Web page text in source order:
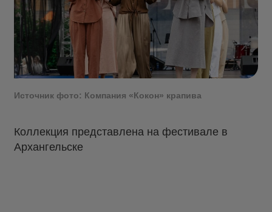
Источник фото: Компания «Кокон» крапива
Коллекция представлена на фестивале в
Архангельске